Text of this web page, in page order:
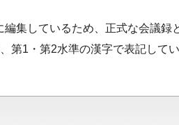
集しているため、正式な会議録
第1・第2水準の漢字で表記して